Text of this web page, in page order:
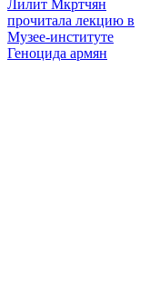
Лилит Мкртчян
прочитала лекцию в
Музее-институте
Геноцида армян